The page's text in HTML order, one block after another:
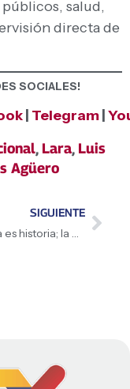
salud,
directa de
SOCIALES!
Telegram
, Lara, Luis
Agüero
SIGUIENTE
“Venezuela es historia; la mujer venezolana está dando una batalla histórica»: Ministra, Yelitze Santaella